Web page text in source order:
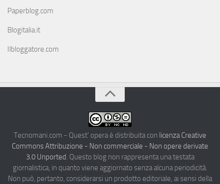
Paperblog.com
Blogitalia.it
Ilbloggatore.com
Tecnomani.com - Quest' opera è distribuita con licenza Creative
Commons Attribuzione - Non commerciale - Non opere derivate
3.0 Unported. Questo blog non rappresenta una testata
giornalistica, in quanto viene aggiornato senza alcuna periodicità.
Non può, pertanto, considerarsi un prodotto editoriale, ai sensi della